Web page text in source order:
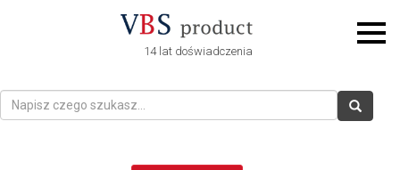
14 lat doświadczenia